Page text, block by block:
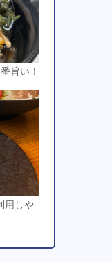
旨い！
用しや